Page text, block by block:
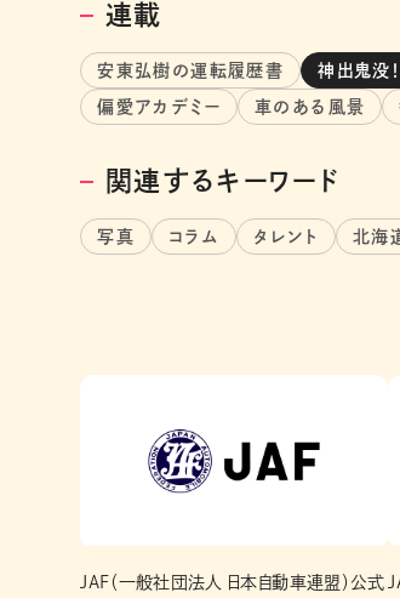
連載
安東弘樹の運転履歴書 神出鬼没
偏愛アカデミー 車のある風景
関連するキーワード
写真 コラム タレント 北海
JAF（一般社団法人 日本自動車連盟）公式